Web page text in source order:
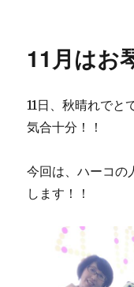
11月はお
11日、秋晴れでと
気合十分！！
今回は、ハーコの
します！！